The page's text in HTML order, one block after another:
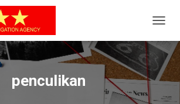
penculikan